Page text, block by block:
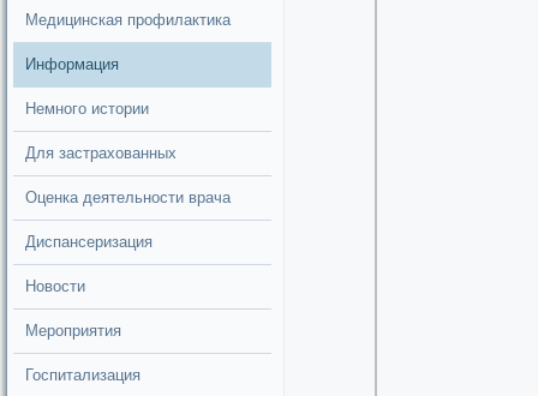
Медицинская профилактика
Информация
Немного истории
Для застрахованных
Оценка деятельности врача
Диспансеризация
Новости
Мероприятия
Госпитализация